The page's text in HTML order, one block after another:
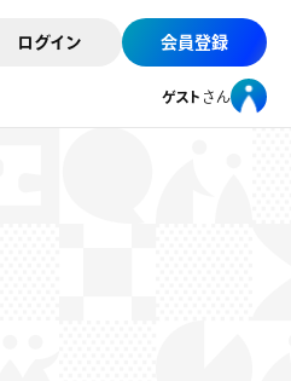
ログイン 会員登録
ゲスト さん